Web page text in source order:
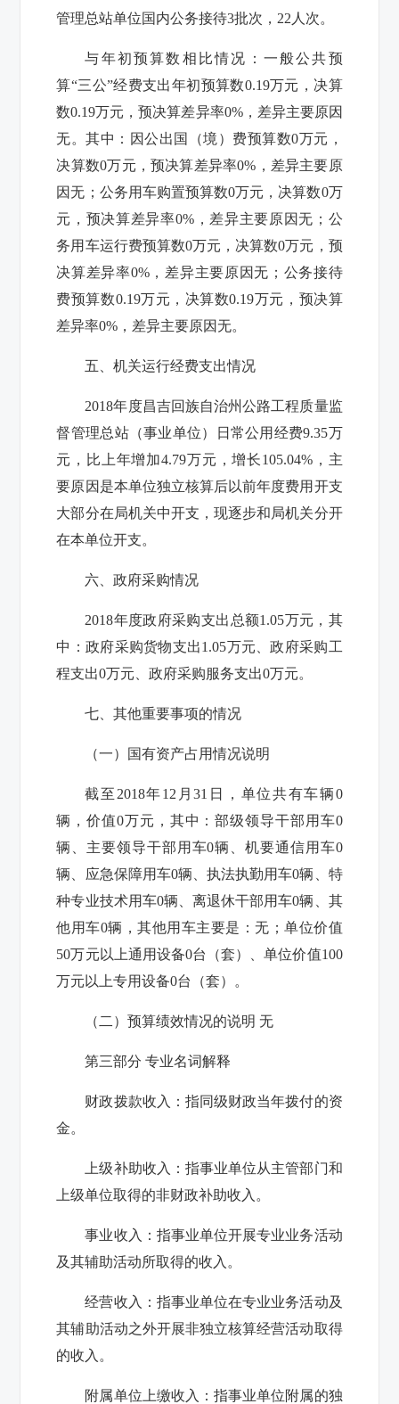
管理总站单位国内公务接待3批次， 22 人次。
与年初预算数相比情况：一般公共预
算“三公”经费支出年初预算数0.19万元，决算
数0.19万元，预决算差异率0%，差异主要原因
无。其中：因公出国（境）费预算数0万元，
决算数0万元，预决算差异率0% ，差异主要原
因无；公务用车购置预算数0万元，决算数0万
元，预决算差异率0%，差异主要原因无；公
务用车运行费预算数0万元，决算数0万元，预
决算差异率0%，差异主要原因无；公务接待
费预算数0.19万元，决算数0.19万元，预决算
差异率0% ，差异主要原因无。
五、机关运行经费支出情况
2018年度昌吉回族自治州公路工程质量监
督管理总站（事业单位）日常公用经费9.35万
元，比上年增加4.79万元，增长105.04%，主
要原因是本单位独立核算后以前年度费用开支
大部分在局机关中开支，现逐步和局机关分开
在本单位开支。
六、政府采购情况
2018年度政府采购支出总额1.05万元，其
中：政府采购货物支出1.05万元、政府采购工
程支出0万元、政府采购服务支出0万元。
七、其他重要事项的情况
（一）国有资产占用情况说明
截至 2018年12 月31 日，单位共有车辆0
辆，价值0万元，其中：部级领导干部用车0
辆、主要领导干部用车0辆、机要通信用车0
辆、应急保障用车0辆、执法执勤用车0辆、特
种专业技术用车0辆、离退休干部用车0辆、其
他用车0辆，其他用车主要是：无；单位价值
50万元以上通用设备0台（套）、单位价值100
万元以上专用设备0台（套）。
（二）预算绩效情况的说明无
第三部分 专业名词解释
财政拨款收入：指同级财政当年拨付的资
金。
上级补助收入：指事业单位从主管部门和
上级单位取得的非财政补助收入。
事业收入：指事业单位开展专业业务活动
及其辅助活动所取得的收入。
经营收入：指事业单位在专业业务活动及
其辅助活动之外开展非独立核算经营活动取得
的收入。
附属单位上缴收入：指事业单位附属的独